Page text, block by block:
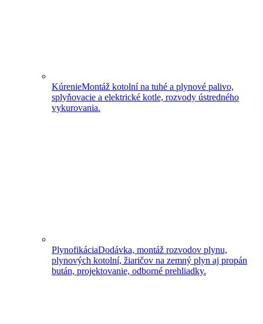
KúrenieMontáž kotolní na tuhé a plynové palivo,
splyňovacie a elektrické kotle, rozvody ústredného
vykurovania.
PlynofikáciaDodávka, montáž rozvodov plynu,
plynových kotolní, žiaričov na zemný plyn aj propán
bután, projektovanie, odborné prehliadky.